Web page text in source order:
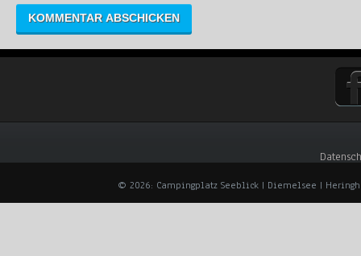
© 2026: Campingplatz Seeblick | Diemelsee |